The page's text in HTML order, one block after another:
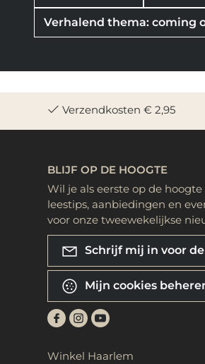
Verhalend thema: coming
Verzendkosten € 2,95
BLIJF OP DE HOOGTE
Wil je als eerste op de
leestips, aanbiedingen en
voor onze tweewekelijkse
Schrijf mij in voor
Mijn cookies
Winkel Haarlem